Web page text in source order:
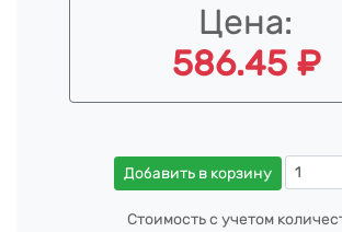
Цена:
586.45 ₽
Добавить в корзину
Стоимость с учетом